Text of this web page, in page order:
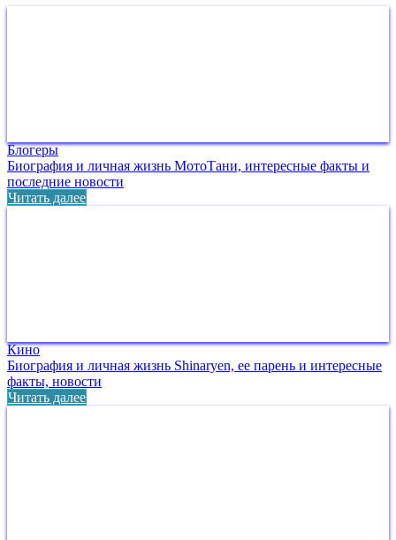
Блогеры
Биография и личная жизнь МотоТани, интересные факты и
последние новости
Читать далее
Кино
Биография и личная жизнь Shinaryen, ее парень и интересные
факты, новости
Читать далее